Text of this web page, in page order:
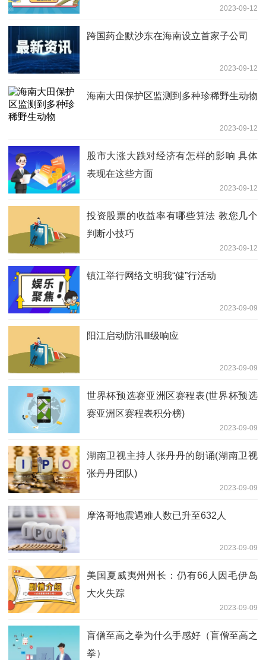
2023-09-12
跨国药企默沙东在海南设立首家子公司
2023-09-12
海南大田保护区监测到多种珍稀野生动物
2023-09-12
股市大涨大跌对经济有怎样的影响 具体
表现在这些方面
2023-09-12
投资股票的收益率有哪些算法 教您几个
判断小技巧
2023-09-12
镇江举行网络文明我“健”行活动
2023-09-09
阳江启动防汛Ⅲ级响应
2023-09-09
世界杯预选赛亚洲区赛程表(世界杯预选
赛亚洲区赛程表积分榜)
2023-09-09
湖南卫视主持人张丹丹的朗诵(湖南卫视
张丹丹团队)
2023-09-09
摩洛哥地震遇难人数已升至632人
2023-09-09
美国夏威夷州州长：仍有66人因毛伊岛
大火失踪
2023-09-09
盲僧至高之拳为什么手感好（盲僧至高之
拳）